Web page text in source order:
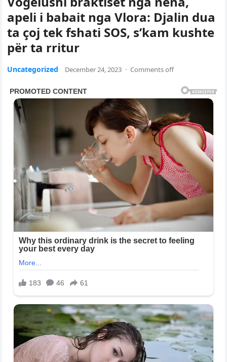
apeli i babait nga Vlora: Djalin dua
ta çoj tek fshati SOS, s’kam kushte
për ta rritur
Uncategorized December 24, 2023 · Comments off